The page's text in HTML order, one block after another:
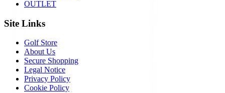
OUTLET
Site Links
Golf Store
About Us
Secure Shopping
Legal Notice
Privacy Policy
Cookie Policy